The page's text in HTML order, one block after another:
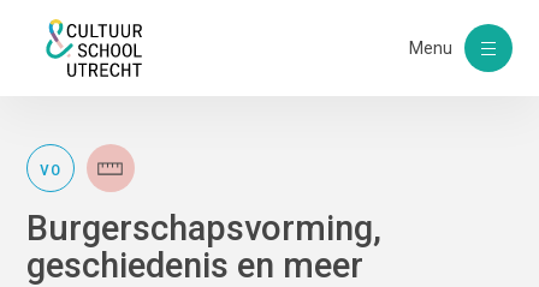
Menu
VO
Burgerschapsvorming,
geschiedenis en meer